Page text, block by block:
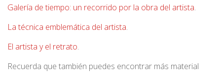
Galería de tiempo: un recorrido por la obra del artista.
La técnica emblemática del artista.
El artista y el retrato.
Recuerda que también puedes encontrar más material